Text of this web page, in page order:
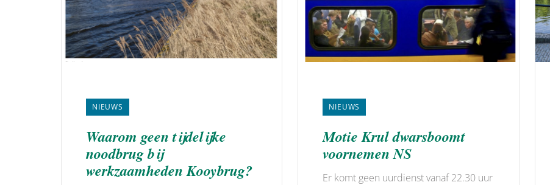
NIEUWS
Waarom geen tijdelijke
noodbrug bij
werkzaamheden Kooybrug?
NIEUWS
Motie Krul dwarsboomt
voornemen NS
Er komt geen uurdienst vanaf 22.30 uur